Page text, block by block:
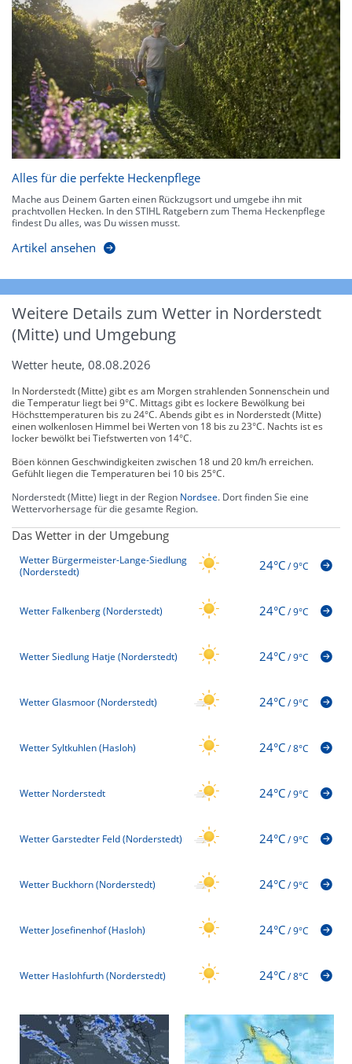
Alles für die perfekte Heckenpflege
Mache aus Deinem Garten einen Rückzugsort und umgebe ihn mit
prachtvollen Hecken. In den STIHL Ratgebern zum Thema Heckenpflege
findest Du alles, was Du wissen musst.
Artikel ansehen
Weitere Details zum Wetter in Norderstedt
(Mitte) und Umgebung
Wetter heute, 08.08.2026
In Norderstedt (Mitte) gibt es am Morgen strahlenden Sonnenschein und
die Temperatur liegt bei 9°C. Mittags gibt es lockere Bewölkung bei
Höchsttemperaturen bis zu 24°C. Abends gibt es in Norderstedt (Mitte)
einen wolkenlosen Himmel bei Werten von 18 bis zu 23°C. Nachts ist es
locker bewölkt bei Tiefstwerten von 14°C.
Böen können Geschwindigkeiten zwischen 18 und 20 km/h erreichen.
Gefühlt liegen die Temperaturen bei 10 bis 25°C.
Norderstedt (Mitte) liegt in der Region Nordsee. Dort finden Sie eine
Wettervorhersage für die gesamte Region.
Das Wetter in der Umgebung
Wetter Bürgermeister-Lange-Siedlung
(Norderstedt)
24°C/9°C
Wetter Falkenberg (Norderstedt) 24°C/9°C
Wetter Siedlung Hatje (Norderstedt) 24°C/9°C
Wetter Glasmoor (Norderstedt) 24°C/9°C
Wetter Syltkuhlen (Hasloh) 24°C/8°C
Wetter Norderstedt 24°C/9°C
Wetter Garstedter Feld (Norderstedt) 24°C/9°C
Wetter Buckhorn (Norderstedt) 24°C/9°C
Wetter Josefinenhof (Hasloh) 24°C/9°C
Wetter Haslohfurth (Norderstedt) 24°C/8°C